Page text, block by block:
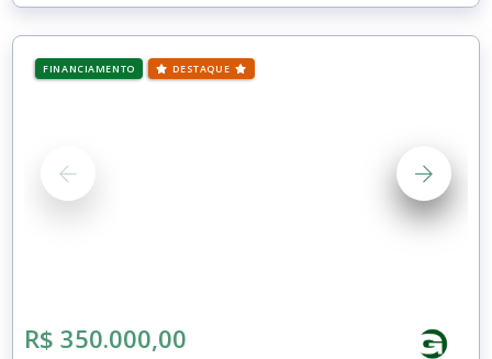
FINANCIAMENTO DESTAQUE
R$ 350.000,00